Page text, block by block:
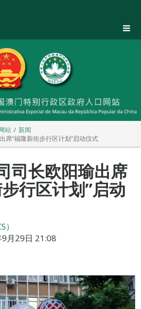
站
新闻
席“福隆新街步行区计划”启动仪式
司长欧阳瑜出席
行区计划”启动
月29日 21:08